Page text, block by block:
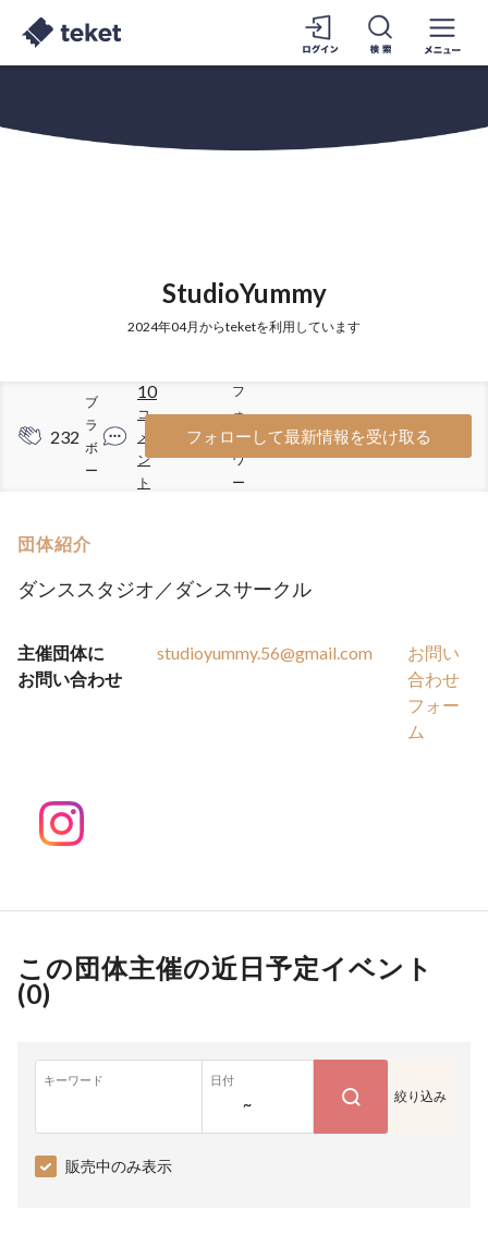
StudioYummy
2024年04月からteketを利用しています
232
ブ
ラ
ボ
ー
10
コ
メ
ン
ト
337
フ
ォ
ロ
ワ
ー
フォローして最新情報を受け取る
団体紹介
ダンススタジオ／ダンスサークル
主催団体に
お問い合わせ
studioyummy.56@gmail.com
お問い
合わせ
フォー
ム
この団体主催の近日予定イベント
(0)
キーワード 日付
~ 絞り込み
販売中のみ表示